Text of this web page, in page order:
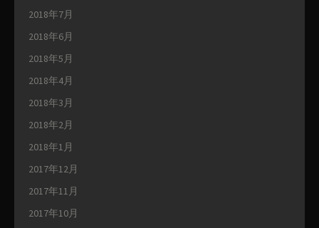
2018年7月
2018年6月
2018年5月
2018年4月
2018年3月
2018年2月
2018年1月
2017年12月
2017年11月
2017年10月